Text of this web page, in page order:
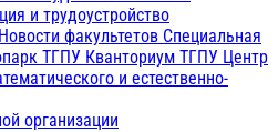
и трудоустройство
Новости факультетов Специальная
ТГПУ Кванториум ТГПУ Центр
и естественно-
организации